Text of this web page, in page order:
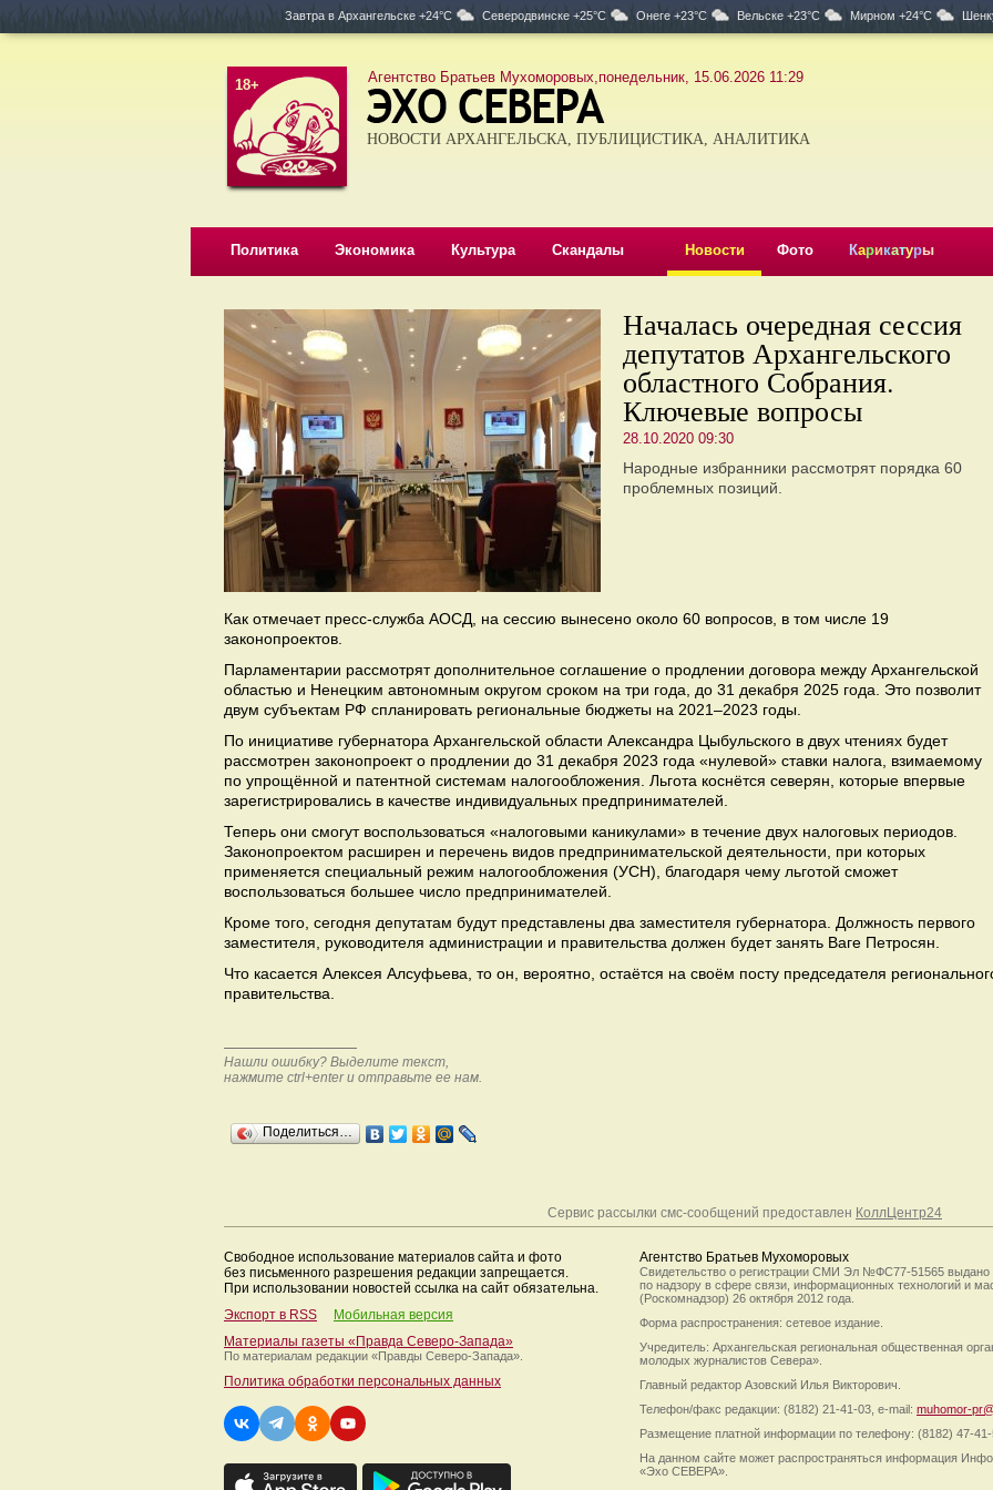
Завтра в Архангельске +24°C Северодвинске +25°C Онеге +23°C Вельске +23°C Мирном +24°C
18+ Агентство Братьев Мухоморовых,понедельник, 15.06.2026 11:29
НОВОСТИ АРХАНГЕЛЬСКА, ПУБЛИЦИСТИКА, АНАЛИТИКА
Политика Экономика Культура Скандалы Новости Фото Карикатуры
Началась очередная сессия
депутатов Архангельского
областного Собрания.
Ключевые вопросы
28.10.2020 09:30
Народные избранники рассмотрят порядка 60
проблемных позиций.
Как отмечает пресс-служба АОСД, на сессию вынесено около 60 вопросов, в том числе 19
законопроектов.
Парламентарии рассмотрят дополнительное соглашение о продлении договора между Архангельской
областью и Ненецким автономным округом сроком на три года, до 31 декабря 2025 года. Это позволит
двум субъектам РФ спланировать региональные бюджеты на 2021–2023 годы.
По инициативе губернатора Архангельской области Александра Цыбульского в двух чтениях будет
рассмотрен законопроект о продлении до 31 декабря 2023 года «нулевой» ставки налога, взимаемому
по упрощённой и патентной системам налогообложения. Льгота коснётся северян, которые впервые
зарегистрировались в качестве индивидуальных предпринимателей.
Теперь они смогут воспользоваться «налоговыми каникулами» в течение двух налоговых периодов.
Законопроектом расширен и перечень видов предпринимательской деятельности, при которых
применяется специальный режим налогообложения (УСН), благодаря чему льготой сможет
воспользоваться большее число предпринимателей.
Кроме того, сегодня депутатам будут представлены два заместителя губернатора. Должность первого
заместителя, руководителя администрации и правительства должен будет занять Ваге Петросян.
Что касается Алексея Алсуфьева, то он, вероятно, остаётся на своём посту председателя
правительства.
Нашли ошибку? Выделите текст,
нажмите ctrl+enter и отправьте ее нам.
Поделиться…
Сервис рассылки смс-сообщений предоставлен КоллЦентр24
Свободное использование материалов сайта и фото
без письменного разрешения редакции запрещается.
При использовании новостей ссылка на сайт обязательна.
Экспорт в RSS
Мобильная версия
Материалы газеты «Правда Северо-Запада»
По материалам редакции «Правды Северо-Запада».
Политика обработки персональных данных
Агентство Братьев Мухоморовых
Свидетельство о регистрации СМИ Эл №ФС77-51565 выдано
по надзору в сфере связи, информационных технологий и
(Роскомнадзор) 26 октября 2012 года.
Форма распространения: сетевое издание.
Учредитель: Архангельская региональная общественная
молодых журналистов Севера».
Главный редактор Азовский Илья Викторович.
Телефон/факс редакции: (8182) 21-41-03, e-mail: muhomor-
Размещение платной информации по телефону: (8182) 47-
На данном сайте может распространяться информация
«Эхо СЕВЕРА».